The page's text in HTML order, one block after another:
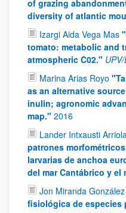
of grazing
diversity of atlantic
Izargi Aida Vega Mas
tomato: metabolic and
atmospheric C02."
Marina Arias Royo
as an alternative
inulin; agronomic
map." 2016
Lander Intxausti
patrones
larvarias de anchoa
del mar Cantábrico y el
Jon Miranda
fisiológica de especies